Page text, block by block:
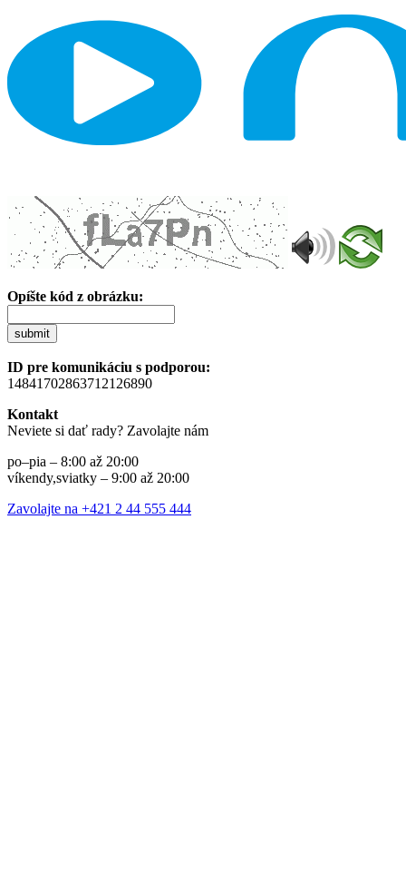
Opíšte kód z obrázku:
submit
ID pre komunikáciu s podporou:
14841702863712126890
Kontakt
Neviete si dať rady? Zavolajte nám
po–pia – 8:00 až 20:00
víkendy,sviatky – 9:00 až 20:00
Zavolajte na +421 2 44 555 444